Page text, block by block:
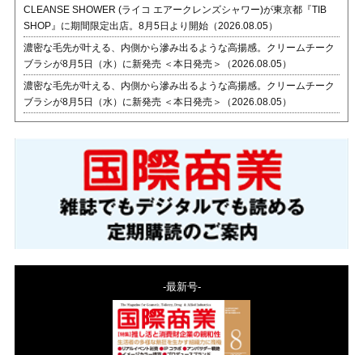
CLEANSE SHOWER (ライコ エアークレンズシャワー)が東京都『TIB
SHOP』に期間限定出店。8月5日より開始（2026.08.05）
濃密な毛先が叶える、内側から滲み出るような高揚感。クリームチーク
ブラシが8月5日（水）に新発売 ＜本日発売＞（2026.08.05）
濃密な毛先が叶える、内側から滲み出るような高揚感。クリームチーク
ブラシが8月5日（水）に新発売 ＜本日発売＞（2026.08.05）
-最新号-